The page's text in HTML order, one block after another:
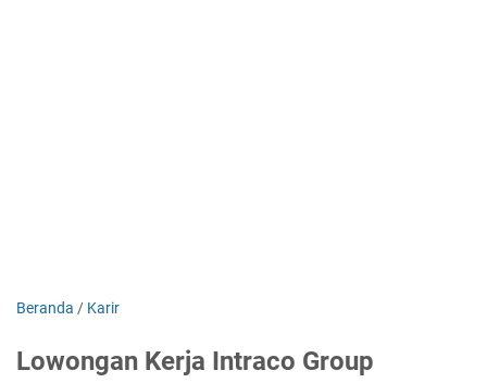
Beranda / Karir
Lowongan Kerja Intraco Group